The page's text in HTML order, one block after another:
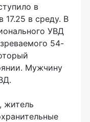
в
17.25 в среду. В
УВД
54-
Мужчину
житель